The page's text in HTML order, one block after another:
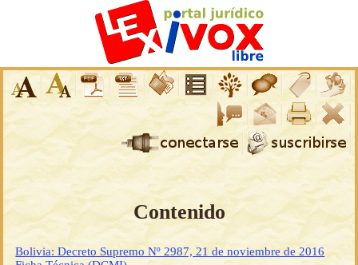
Contenido
Bolivia: Decreto Supremo Nº 2987, 21 de noviembre de 2016